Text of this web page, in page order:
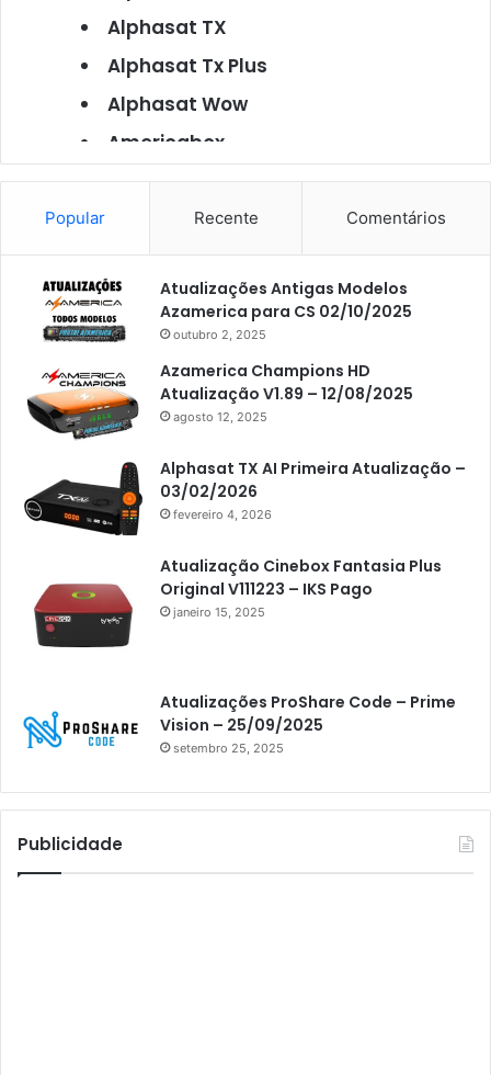
Alphasat TX
Alphasat Tx Plus
Alphasat Wow
Americabox
Americabox S101
Americabox S105
Americabox S105 Plus
Americabox S205
Americabox S205 Plus
Americabox S305 Plus
Artcom
Athomics
Athomics Eon
Athomics i3
Athomics i3 Bold
Athomics Inspire Qi
Athomics Inspire Qi Lite
Athomics S3
Athomics T3
Atto
AttoNet
Popular Recente Comentários
Atualizações Antigas Modelos
Azamerica para CS 02/10/2025
outubro 2, 2025
Azamerica Champions HD
Atualização V1.89 – 12/08/2025
agosto 12, 2025
Alphasat TX AI Primeira Atualização –
03/02/2026
fevereiro 4, 2026
Atualização Cinebox Fantasia Plus
Original V111223 – IKS Pago
janeiro 15, 2025
Atualizações ProShare Code – Prime
Vision – 25/09/2025
setembro 25, 2025
Publicidade